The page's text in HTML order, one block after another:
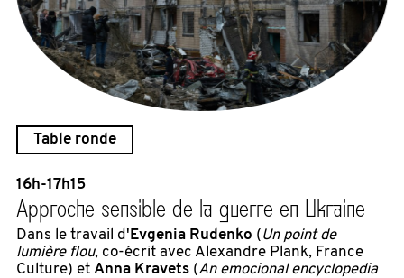
Table ronde
16h-17h15
Approche sensible de la guerre en Ukraine
Dans le travail d' Evgenia Rudenko ( Un point de
lumière flou, co-écrit avec Alexandre Plank, France
Culture) etAnna Kravets (An emocional encyclopedia